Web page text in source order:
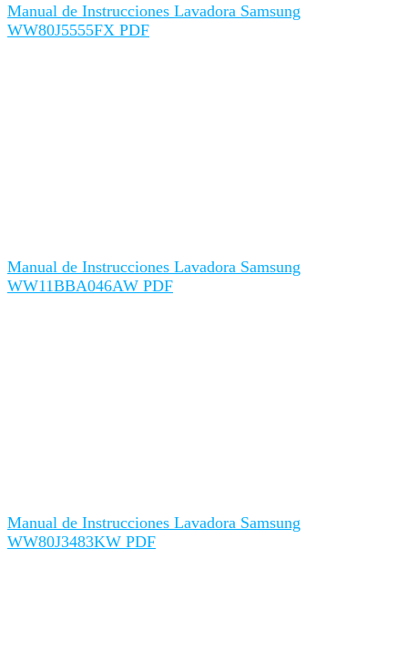
Manual de Instrucciones Lavadora Samsung
WW80J5555FX PDF
Manual de Instrucciones Lavadora Samsung
WW11BBA046AW PDF
Manual de Instrucciones Lavadora Samsung
WW80J3483KW PDF